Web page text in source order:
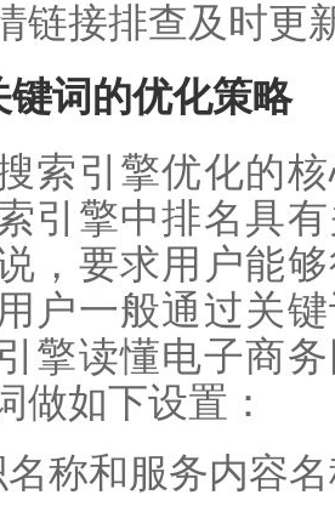
链接排查及时更
键词的优化策略
索引擎优化的
引擎中排名具
，要求用户能
户一般通过关
擎读懂电子商
做如下设置：
名称和服务内容